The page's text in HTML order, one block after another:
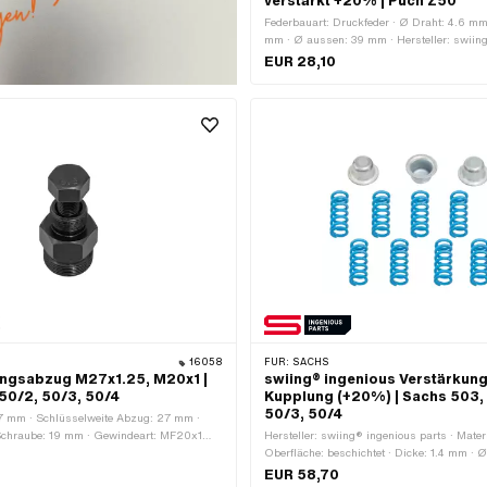
Federbauart: Druckfeder · Ø Draht: 4.6
mm · Ø aussen: 39 mm · Hersteller:
parts · Gesamtlänge: 20.5 mm · Material:
Farbe: blau · Oberfläche: beschichtet ·
EUR 28,10
16058
M27x1.25, M20x1 |
2, 50/3, 50/4
mm · Schlüsselweite Abzug: 27 mm ·
19 mm · Gewindeart: MF20x1
8.8 ·
FÜR: SACHS
swiing® ingenious
Kupplung (+20%) | Sachs
50/3, 50/4
Hersteller: swiing® ingenious parts ·
Oberfläche: beschichtet · Dicke: 1.4 mm ·
Ø aussen: 8.85 mm · Anzahl Federn: 9 Stk.
EUR 58,70